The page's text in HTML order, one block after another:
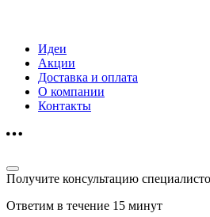
Идеи
Акции
Доставка и оплата
О компании
Контакты
Получите консультацию
Ответим в течение 15 минут